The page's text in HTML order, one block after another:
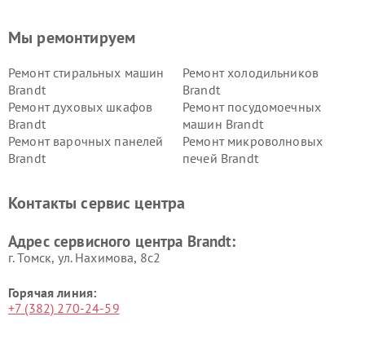
Мы ремонтируем
Ремонт стиральных машин
Brandt
Ремонт холодильников
Brandt
Ремонт духовых шкафов
Brandt
Ремонт посудомоечных
машин Brandt
Ремонт варочных панелей
Brandt
Ремонт микроволновых
печей Brandt
Контакты сервис центра
Адрес сервисного центра Brandt:
г. Томск, ул. Нахимова, 8с2
Горячая линия:
+7 (382) 270-24-59